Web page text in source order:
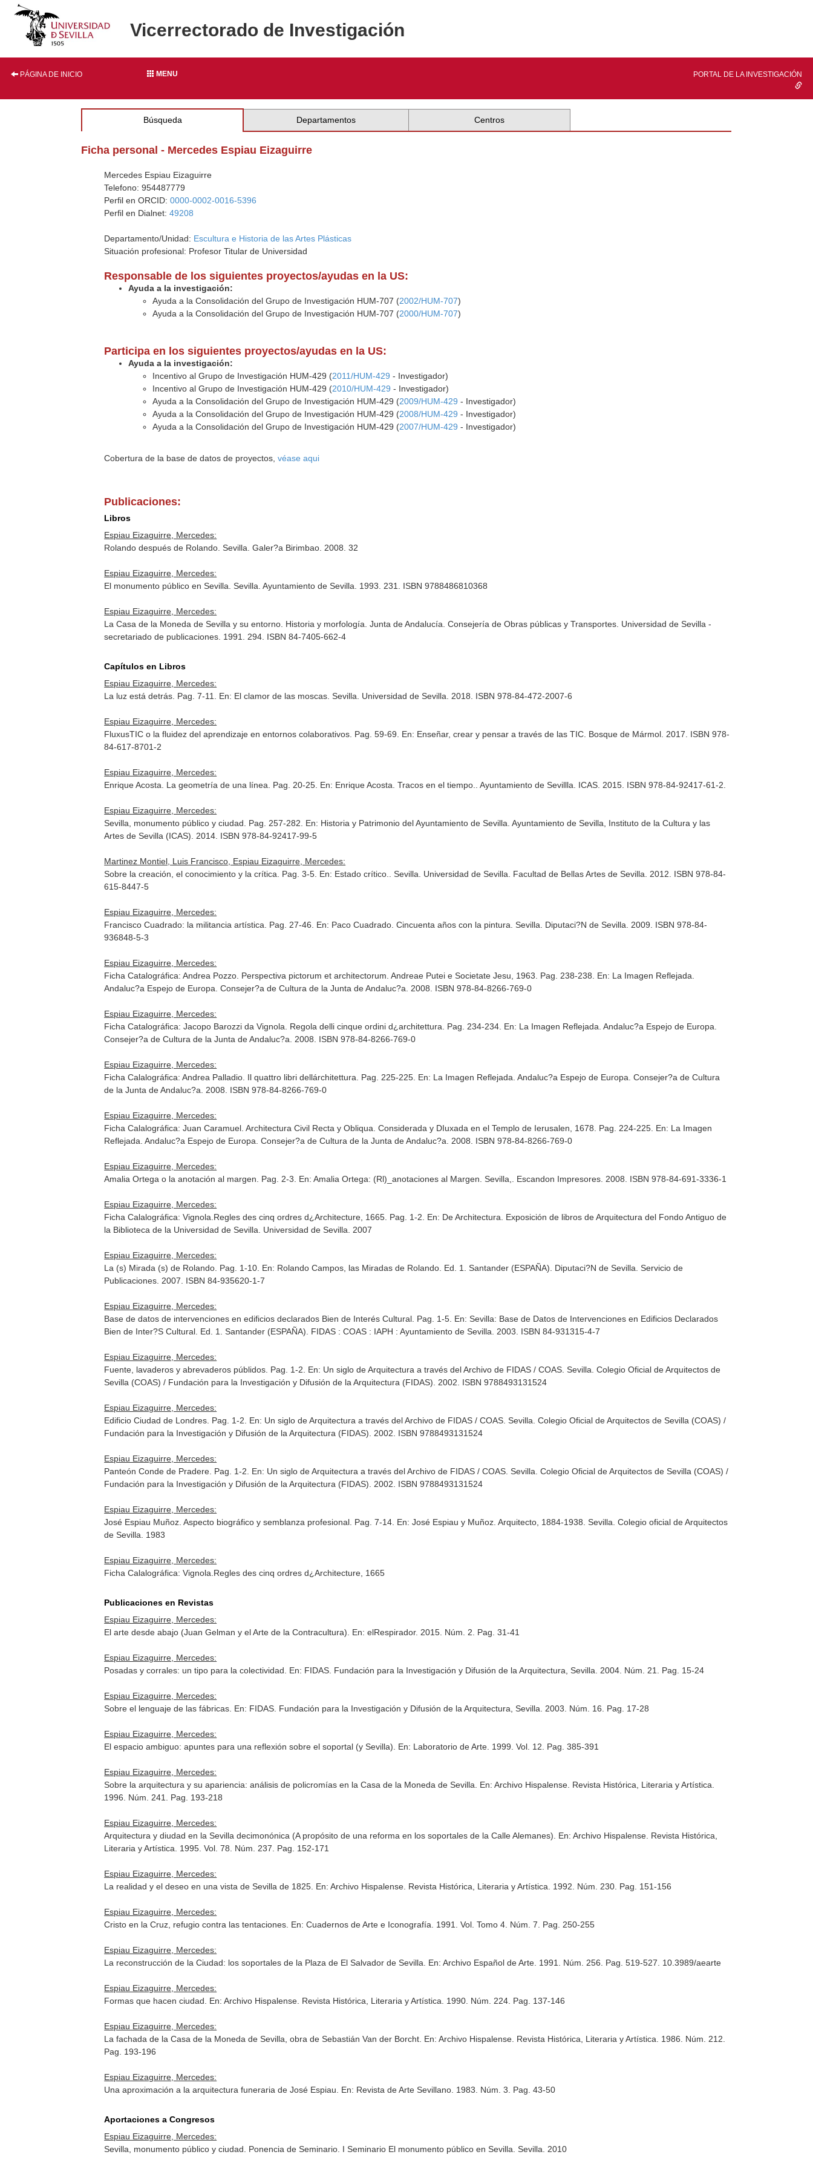
Vicerrectorado de Investigación
PÁGINA DE INICIO MENU PORTAL DE LA INVESTIGACIÓN
Búsqueda Departamentos Centros
Ficha personal - Mercedes Espiau Eizaguirre
Mercedes Espiau Eizaguirre
Telefono: 954487779
Perfil en ORCID:0000-0002-0016-5396
Perfil en Dialnet:49208
Departamento/Unidad: Escultura e Historia de las Artes Plásticas
Situación profesional: Profesor Titular de Universidad
Responsable de los siguientes proyectos/ayudas en la US:
Ayuda a la investigación:
Ayuda a la Consolidación del Grupo de Investigación HUM-707 (2002/HUM-707)
Ayuda a la Consolidación del Grupo de Investigación HUM-707 (2000/HUM-707)
Participa en los siguientes proyectos/ayudas en la US:
Ayuda a la investigación:
Incentivo al Grupo de Investigación HUM-429 (2011/HUM-429 - Investigador)
Incentivo al Grupo de Investigación HUM-429 (2010/HUM-429 - Investigador)
Ayuda a la Consolidación del Grupo de Investigación HUM-429 (2009/HUM-429 - Investigador)
Ayuda a la Consolidación del Grupo de Investigación HUM-429 (2008/HUM-429 - Investigador)
Ayuda a la Consolidación del Grupo de Investigación HUM-429 (2007/HUM-429 - Investigador)
Cobertura de la base de datos de proyectos,véase aqui
Publicaciones:
Libros
Espiau Eizaguirre, Mercedes:
Rolando después de Rolando. Sevilla. Galer?a Birimbao. 2008. 32
Espiau Eizaguirre, Mercedes:
El monumento público en Sevilla. Sevilla. Ayuntamiento de Sevilla. 1993. 231. ISBN 9788486810368
Espiau Eizaguirre, Mercedes:
La Casa de la Moneda de Sevilla y su entorno. Historia y morfología. Junta de Andalucía. Consejería de Obras públicas y Transportes. Universidad de Sevilla -
secretariado de publicaciones. 1991. 294. ISBN 84-7405-662-4
Capítulos en Libros
Espiau Eizaguirre, Mercedes:
La luz está detrás. Pag. 7-11. En: El clamor de las moscas . Sevilla. Universidad de Sevilla. 2018. ISBN 978-84-472-2007-6
Espiau Eizaguirre, Mercedes:
FluxusTIC o la fluidez del aprendizaje en entornos colaborativos. Pag. 59-69. En: Enseñar, crear y pensar a través de las TIC . Bosque de Mármol. 2017. ISBN 978-
84-617-8701-2
Espiau Eizaguirre, Mercedes:
Enrique Acosta. La geometría de una línea. Pag. 20-25. En: Enrique Acosta. Tracos en el tiempo. . Ayuntamiento de Sevillla. ICAS. 2015. ISBN 978-84-92417-61-2.
Espiau Eizaguirre, Mercedes:
Sevilla, monumento público y ciudad. Pag. 257-282. En: Historia y Patrimonio del Ayuntamiento de Sevilla . Ayuntamiento de Sevilla, Instituto de la Cultura y las
Artes de Sevilla (ICAS). 2014. ISBN 978-84-92417-99-5
Martinez Montiel, Luis Francisco, Espiau Eizaguirre, Mercedes:
Sobre la creación, el conocimiento y la crítica. Pag. 3-5. En: Estado crítico.
. Sevilla. Universidad de Sevilla. Facultad de Bellas Artes de Sevilla. 2012. ISBN 978-84-
615-8447-5
Espiau Eizaguirre, Mercedes:
Francisco Cuadrado: la militancia artística. Pag. 27-46. En: Paco Cuadrado. Cincuenta años con la pintura . Sevilla. Diputaci?N de Sevilla. 2009. ISBN 978-84-
936848-5-3
Espiau Eizaguirre, Mercedes:
Ficha Catalográfica: Andrea Pozzo. Perspectiva pictorum et architectorum. Andreae Putei e Societate Jesu, 1963. Pag. 238-238. En: La Imagen Reflejada.
Andaluc?a Espejo de Europa . Consejer?a de Cultura de la Junta de Andaluc?a. 2008. ISBN 978-84-8266-769-0
Espiau Eizaguirre, Mercedes:
Ficha Catalográfica: Jacopo Barozzi da Vignola. Regola delli cinque ordini d¿architettura. Pag. 234-234. En: La Imagen Reflejada. Andaluc?a Espejo de Europa
Consejer?a de Cultura de la Junta de Andaluc?a. 2008. ISBN 978-84-8266-769-0
Espiau Eizaguirre, Mercedes:
Ficha Calalográfica: Andrea Palladio. Il quattro libri dellárchitettura. Pag. 225-225. En: La Imagen Reflejada. Andaluc?a Espejo de Europa . Consejer?a de Cultura
de la Junta de Andaluc?a. 2008. ISBN 978-84-8266-769-0
Espiau Eizaguirre, Mercedes:
Ficha Calalográfica: Juan Caramuel. Architectura Civil Recta y Obliqua. Considerada y DIuxada en el Templo de Ierusalen, 1678. Pag. 224-225. En: La Imagen
Reflejada. Andaluc?a Espejo de Europa . Consejer?a de Cultura de la Junta de Andaluc?a. 2008. ISBN 978-84-8266-769-0
Espiau Eizaguirre, Mercedes:
Amalia Ortega o la anotación al margen. Pag. 2-3. En: Amalia Ortega: (Rl)_anotaciones al Margen . Sevilla,. Escandon Impresores. 2008. ISBN 978-84-691-3336-1
Espiau Eizaguirre, Mercedes:
Ficha Calalográfica: Vignola.Regles des cinq ordres d¿Architecture, 1665. Pag. 1-2. En: De Architectura. Exposición de libros de Arquitectura del Fondo Antiguo de
la Biblioteca de la Universidad de Sevilla . Universidad de Sevilla. 2007
Espiau Eizaguirre, Mercedes:
La (s) Mirada (s) de Rolando. Pag. 1-10. En: Rolando Campos, las Miradas de Rolando . Ed. 1. Santander (ESPAÑA). Diputaci?N de Sevilla. Servicio de
Publicaciones. 2007. ISBN 84-935620-1-7
Espiau Eizaguirre, Mercedes:
Base de datos de intervenciones en edificios declarados Bien de Interés Cultural. Pag. 1-5. En: Sevilla: Base de Datos de Intervenciones en Edificios Declarados
Bien de Inter?S Cultural . Ed. 1. Santander (ESPAÑA). FIDAS : COAS : IAPH : Ayuntamiento de Sevilla. 2003. ISBN 84-931315-4-7
Espiau Eizaguirre, Mercedes:
Fuente, lavaderos y abrevaderos públidos. Pag. 1-2. En: Un siglo de Arquitectura a través del Archivo de FIDAS / COAS . Sevilla. Colegio Oficial de Arquitectos de
Sevilla (COAS) / Fundación para la Investigación y Difusión de la Arquitectura (FIDAS). 2002. ISBN 9788493131524
Espiau Eizaguirre, Mercedes:
Edificio Ciudad de Londres. Pag. 1-2. En: Un siglo de Arquitectura a través del Archivo de FIDAS / COAS . Sevilla. Colegio Oficial de Arquitectos de Sevilla (COAS) /
Fundación para la Investigación y Difusión de la Arquitectura (FIDAS). 2002. ISBN 9788493131524
Espiau Eizaguirre, Mercedes:
Panteón Conde de Pradere. Pag. 1-2. En: Un siglo de Arquitectura a través del Archivo de FIDAS / COAS . Sevilla. Colegio Oficial de Arquitectos de Sevilla (COAS) /
Fundación para la Investigación y Difusión de la Arquitectura (FIDAS). 2002. ISBN 9788493131524
Espiau Eizaguirre, Mercedes:
José Espiau Muñoz. Aspecto biográfico y semblanza profesional. Pag. 7-14. En: José Espiau y Muñoz. Arquitecto, 1884-1938 . Sevilla. Colegio oficial de Arquitectos
de Sevilla. 1983
Espiau Eizaguirre, Mercedes:
Ficha Calalográfica: Vignola.Regles des cinq ordres d¿Architecture, 1665
Publicaciones en Revistas
Espiau Eizaguirre, Mercedes:
El arte desde abajo (Juan Gelman y el Arte de la Contracultura). En: elRespirador. 2015. Núm. 2. Pag. 31-41
Espiau Eizaguirre, Mercedes:
Posadas y corrales: un tipo para la colectividad. En: FIDAS. Fundación para la Investigación y Difusión de la Arquitectura, Sevilla . 2004. Núm. 21. Pag. 15-24
Espiau Eizaguirre, Mercedes:
Sobre el lenguaje de las fábricas. En: FIDAS. Fundación para la Investigación y Difusión de la Arquitectura, Sevilla . 2003. Núm. 16. Pag. 17-28
Espiau Eizaguirre, Mercedes:
El espacio ambiguo: apuntes para una reflexión sobre el soportal (y Sevilla). En: Laboratorio de Arte . 1999. Vol. 12. Pag. 385-391
Espiau Eizaguirre, Mercedes:
Sobre la arquitectura y su apariencia: análisis de policromías en la Casa de la Moneda de Sevilla. En: Archivo Hispalense. Revista Histórica, Literaria y Artística
1996. Núm. 241. Pag. 193-218
Espiau Eizaguirre, Mercedes:
Arquitectura y diudad en la Sevilla decimonónica (A propósito de una reforma en los soportales de la Calle Alemanes). En: Archivo Hispalense. Revista Histórica,
Literaria y Artística . 1995. Vol. 78. Núm. 237. Pag. 152-171
Espiau Eizaguirre, Mercedes:
La realidad y el deseo en una vista de Sevilla de 1825. En: Archivo Hispalense. Revista Histórica, Literaria y Artística . 1992. Núm. 230. Pag. 151-156
Espiau Eizaguirre, Mercedes:
Cristo en la Cruz, refugio contra las tentaciones. En: Cuadernos de Arte e Iconografía . 1991. Vol. Tomo 4. Núm. 7. Pag. 250-255
Espiau Eizaguirre, Mercedes:
La reconstrucción de la Ciudad: los soportales de la Plaza de El Salvador de Sevilla. En: Archivo Español de Arte . 1991. Núm. 256. Pag. 519-527. 10.3989/aearte
Espiau Eizaguirre, Mercedes:
Formas que hacen ciudad. En: Archivo Hispalense. Revista Histórica, Literaria y Artística . 1990. Núm. 224. Pag. 137-146
Espiau Eizaguirre, Mercedes:
La fachada de la Casa de la Moneda de Sevilla, obra de Sebastián Van der Borcht. En: Archivo Hispalense. Revista Histórica, Literaria y Artística . 1986. Núm. 212.
Pag. 193-196
Espiau Eizaguirre, Mercedes:
Una aproximación a la arquitectura funeraria de José Espiau. En: Revista de Arte Sevillano . 1983. Núm. 3. Pag. 43-50
Aportaciones a Congresos
Espiau Eizaguirre, Mercedes:
Sevilla, monumento público y ciudad. Ponencia de Seminario. I Seminario El monumento público en Sevilla. Sevilla. 2010